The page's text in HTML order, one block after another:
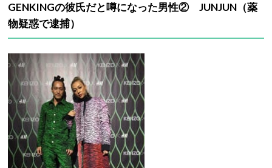
GENKINGの彼氏だと噂になった男性② JUNJUN（薬
物疑惑で逮捕）